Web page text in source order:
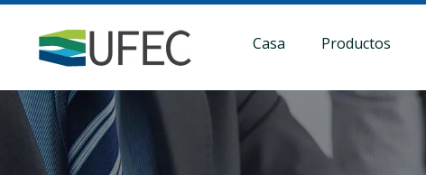
Casa Productos